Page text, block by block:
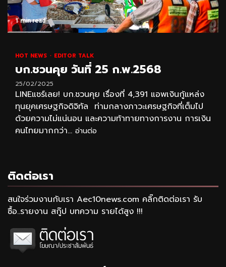
1 min read
HOT NEWS EDITOR TALK
บก.ชวนคุย วันที่ 25 ก.พ.2568
25/02/2025
LINEแชร์เลย! บก.ชวนคุย เรื่องที่ 4,391 แอพเงินกู้แหล่ง
ทุนยุคเศรษฐกิจดิจิทัล ท่ามกลางภาวะเศรษฐกิจที่เต็มไป
ด้วยความไม่แน่นอน และความท้าทายทางการงาน การเงิน
คนไทยมากกว่า... อ่านต่อ
ติดต่อเรา
สนใจร่วมงานกับเรา Aec10news.com คลิ๊กติดต่อเรา รับ
ซื้อ..รายงาน สกู๊ป บทความ รายได้สูง !!!